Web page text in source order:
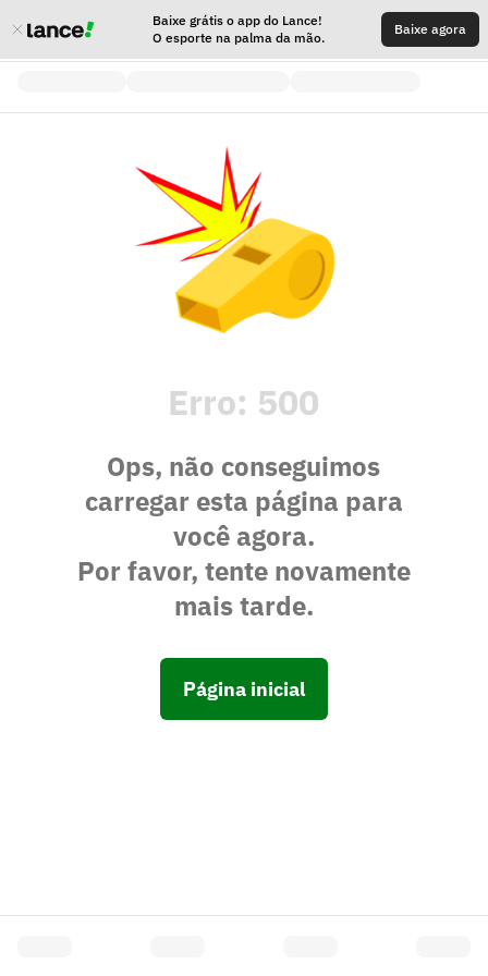
Baixe grátis o app do Lance!
O esporte na palma da mão.
Baixe agora
Erro: 500
Ops, não conseguimos
carregar esta página para
você agora.
Por favor, tente novamente
mais tarde.
Página inicial